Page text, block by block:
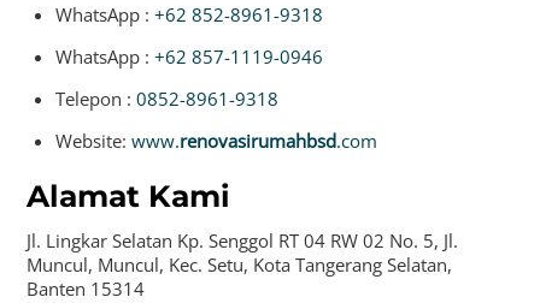
WhatsApp :+62 852-8961-9318
WhatsApp :+62 857-1119-0946
Telepon :0852-8961-9318
Website:www.renovasirumahbsd.com
Alamat Kami
Jl. Lingkar Selatan Kp. Senggol RT 04 RW 02 No. 5, Jl.
Muncul, Muncul, Kec. Setu, Kota Tangerang Selatan,
Banten 15314